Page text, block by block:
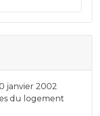
janvier 2002
du logement